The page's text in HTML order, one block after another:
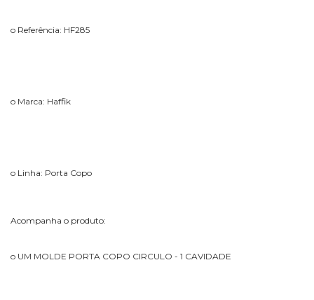
o Referência: HF285
o Marca: Haffik
o Linha: Porta Copo
Acompanha o produto:
o UM MOLDE PORTA COPO CIRCULO - 1 CAVIDADE